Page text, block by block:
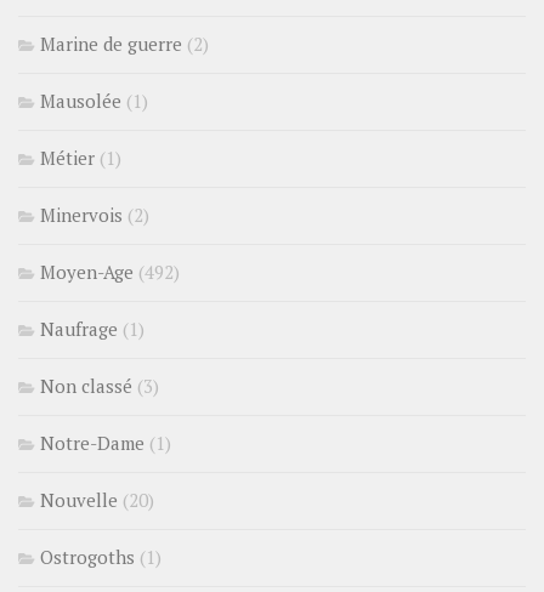
Marine de guerre (2)
Mausolée (1)
Métier (1)
Minervois (2)
Moyen-Age (492)
Naufrage (1)
Non classé (3)
Notre-Dame (1)
Nouvelle (20)
Ostrogoths (1)